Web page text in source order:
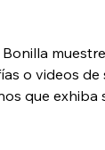
muestre
o videos de
que exhiba